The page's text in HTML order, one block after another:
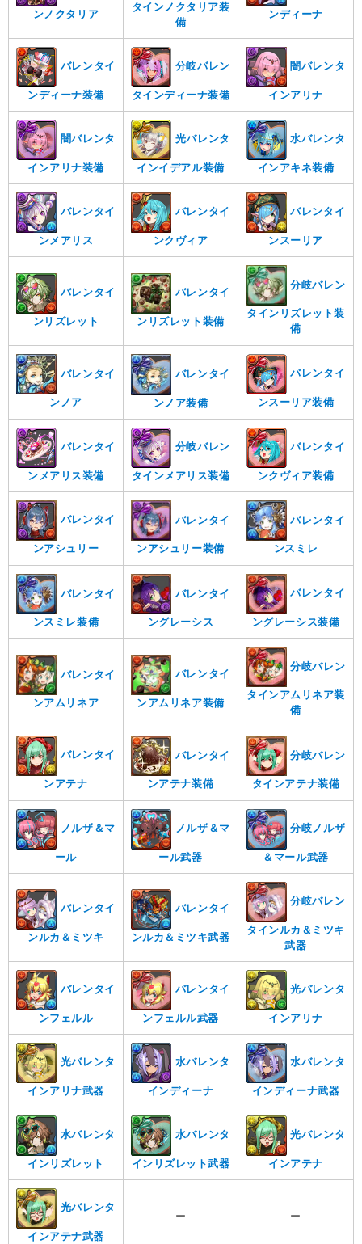
ンノクタリア
タインノクタリア装
備
ンディーナ
バレンタイ
ンディーナ装備
分岐バレン
タインディーナ装備
闇バレンタ
インアリナ
闇バレンタ
インアリナ装備
光バレンタ
インイデアル装備
水バレンタ
インアキネ装備
バレンタイ
ンメアリス
バレンタイ
ンクヴィア
バレンタイ
ンスーリア
バレンタイ
ンリズレット
バレンタイ
ンリズレット装備
分岐バレン
タインリズレット装
備
バレンタイ
ンノア
バレンタイ
ンノア装備
バレンタイ
ンスーリア装備
バレンタイ
ンメアリス装備
分岐バレン
タインメアリス装備
バレンタイ
ンクヴィア装備
バレンタイ
ンアシュリー
バレンタイ
ンアシュリー装備
バレンタイ
ンスミレ
バレンタイ
ンスミレ装備
バレンタイ
ングレーシス
バレンタイ
ングレーシス装備
バレンタイ
ンアムリネア
バレンタイ
ンアムリネア装備
分岐バレン
タインアムリネア装
備
バレンタイ
ンアテナ
バレンタイ
ンアテナ装備
分岐バレン
タインアテナ装備
ノルザ＆マ
ール
ノルザ＆マ
ール武器
分岐ノルザ
＆マール武器
バレンタイ
ンルカ＆ミツキ
バレンタイ
ンルカ＆ミツキ武器
分岐バレン
タインルカ＆ミツキ
武器
バレンタイ
ンフェルル
バレンタイ
ンフェルル武器
光バレンタ
インアリナ
光バレンタ
インアリナ武器
水バレンタ
インディーナ
水バレンタ
インディーナ武器
水バレンタ
インリズレット
水バレンタ
インリズレット武器
光バレンタ
インアテナ
光バレンタ
インアテナ武器
ー ー